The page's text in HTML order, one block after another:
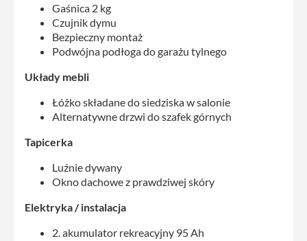
Gaśnica 2 kg
Czujnik dymu
Bezpieczny montaż
Podwójna podłoga do garażu tylnego
Układy mebli
Łóżko składane do siedziska w salonie
Alternatywne drzwi do szafek górnych
Tapicerka
Luźnie dywany
Okno dachowe z prawdziwej skóry
Elektryka / instalacja
2. akumulator rekreacyjny 95 Ah